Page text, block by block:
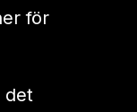
för
det